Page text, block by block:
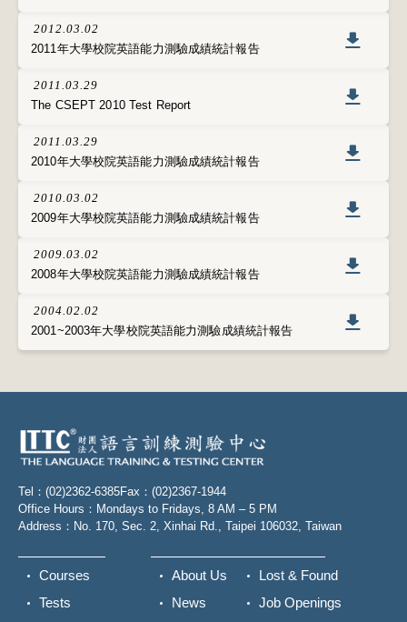
2012.03.02
2011年大學校院英語能力測驗成績統計報告
2011.03.29
The CSEPT 2010 Test Report
2011.03.29
2010年大學校院英語能力測驗成績統計報告
2010.03.02
2009年大學校院英語能力測驗成績統計報告
2009.03.02
2008年大學校院英語能力測驗成績統計報告
2004.02.02
2001~2003年大學校院英語能力測驗成績統計報告
Tel：(02)2362-6385Fax：(02)2367-1944
Office Hours：Mondays to Fridays, 8 AM – 5 PM
Address：No. 170, Sec. 2, Xinhai Rd., Taipei 106032, Taiwan
Courses
Tests
About Us
News
Lost & Found
Job Openings